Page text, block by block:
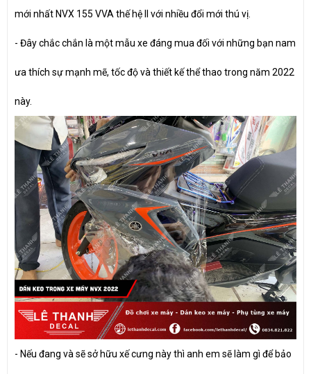
mới nhất NVX 155 VVA thế hệ II với nhiều đổi mới thú vị.
- Đây chắc chắn là một mẫu xe đáng mua đối với những bạn nam
ưa thích sự mạnh mẽ, tốc độ và thiết kế thể thao trong năm 2022
này.
- Nếu đang và sẽ sở hữu xế cưng này thì anh em sẽ làm gì để bảo